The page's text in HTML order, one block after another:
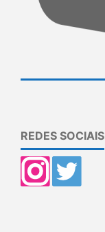
REDES SOCIAIS